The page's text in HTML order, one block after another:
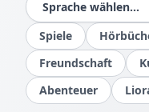
Spiele
Freundschaft
Abenteuer